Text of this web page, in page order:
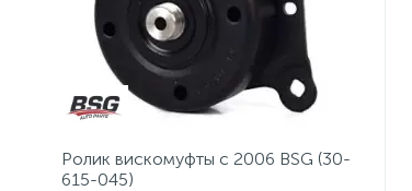
Ролик вискомуфты с 2006 BSG (30-
615-045)